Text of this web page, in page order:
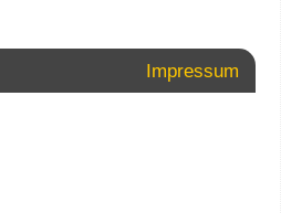
Impressum